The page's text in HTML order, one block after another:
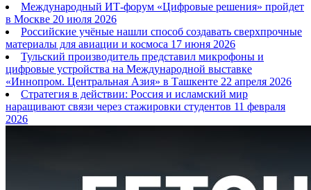
Международный ИТ-форум «Цифровые решения» пройдет
в Москве 20 июля 2026
Российские учёные нашли способ создавать сверхпрочные
материалы для авиации и космоса 17 июня 2026
Тульский производитель представил микрофоны и
цифровые устройства на Международной выставке
«Иннопром. Центральная Азия» в Ташкенте 22 апреля 2026
Стратегия в действии: Россия и исламский мир
наращивают связи через стажировки студентов 11 февраля
2026